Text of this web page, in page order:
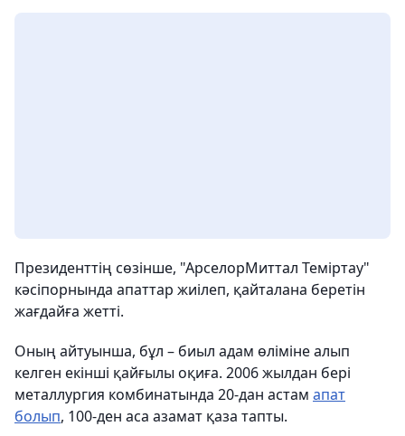
Президенттің сөзінше, "АрселорМиттал Теміртау"
кәсіпорнында апаттар жиілеп, қайталана беретін
жағдайға жетті.
Оның айтуынша, бұл – биыл адам өліміне алып
келген екінші қайғылы оқиға. 2006 жылдан бері
металлургия комбинатында 20-дан астам апат
болып, 100-ден аса азамат қаза тапты.